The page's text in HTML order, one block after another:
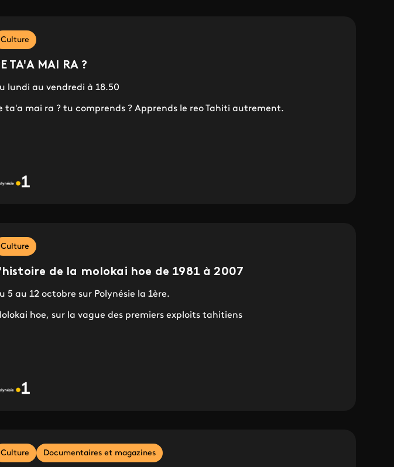
Culture
TA'A MAI RA ?
lundi au vendredi à 18.50
ta'a mai ra ? tu comprends ? Apprends le reo Tahiti autrement.
Culture
de la molokai hoe de 1981 à 2007
5 au 12 octobre sur Polynésie la 1ère.
hoe, sur la vague des premiers exploits tahitiens
Culture Documentaires et magazines